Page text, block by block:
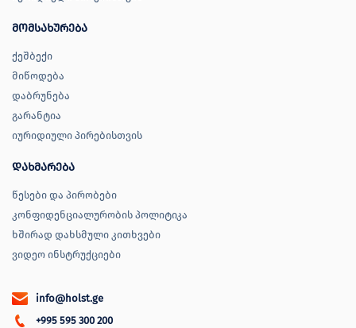
მომსახურება
ქეშბექი
მიწოდება
დაბრუნება
გარანტია
იურიდიული პირებისთვის
დახმარება
წესები და პირობები
კონფიდენციალურობის პოლიტიკა
ხშირად დახსმული კითხვები
ვიდეო ინსტრუქციები
info@holst.ge
+995 595 300 200